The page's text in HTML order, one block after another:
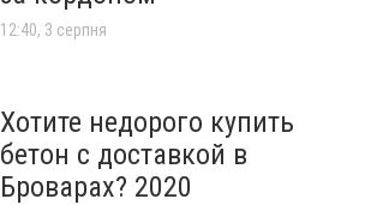
12:40, 3 серпня
Хотите недорого купить
бетон с доставкой в
Броварах? 2020